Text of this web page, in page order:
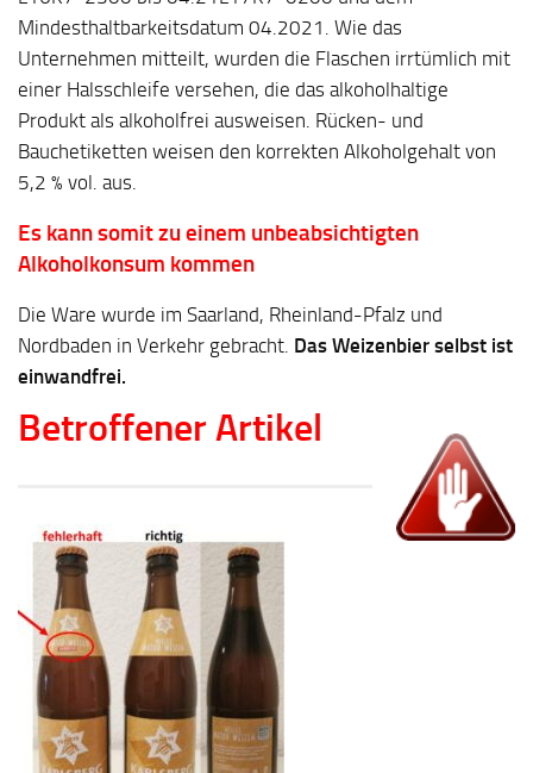
Mindesthaltbarkeitsdatum 04.2021. Wie das
Unternehmen mitteilt, wurden die Flaschen irrtümlich mit
einer Halsschleife versehen, die das alkoholhaltige
Produkt als alkoholfrei ausweisen. Rücken- und
Bauchetiketten weisen den korrekten Alkoholgehalt von
5,2 % vol. aus.
Es kann somit zu einem unbeabsichtigten
Alkoholkonsum kommen
Die Ware wurde im Saarland, Rheinland-Pfalz und
Nordbaden in Verkehr gebracht. Das Weizenbier selbst ist
einwandfrei.
Betroffener Artikel